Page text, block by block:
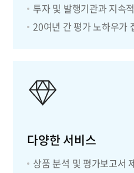
투자 및 발행기관과 지
20여년 간 평가 노하우가
다양한 서비스
상품 분석 및 평가보고서